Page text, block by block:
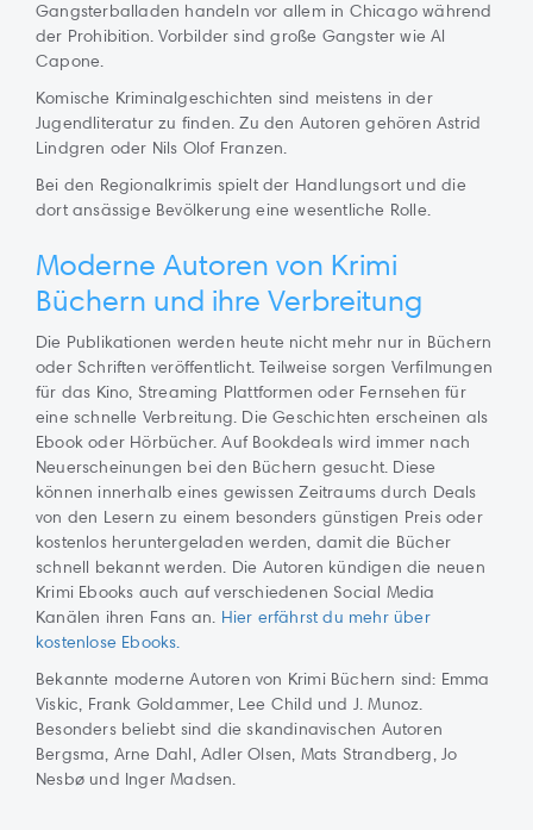
Gangsterballaden handeln vor allem in Chicago während
der Prohibition. Vorbilder sind große Gangster wie Al
Capone.
Komische Kriminalgeschichten sind meistens in der
Jugendliteratur zu finden. Zu den Autoren gehören Astrid
Lindgren oder Nils Olof Franzen.
Bei den Regionalkrimis spielt der Handlungsort und die
dort ansässige Bevölkerung eine wesentliche Rolle.
Moderne Autoren von Krimi
Büchern und ihre Verbreitung
Die Publikationen werden heute nicht mehr nur in Büchern
oder Schriften veröffentlicht. Teilweise sorgen Verfilmungen
für das Kino, Streaming Plattformen oder Fernsehen für
eine schnelle Verbreitung. Die Geschichten erscheinen als
Ebook oder Hörbücher. Auf Bookdeals wird immer nach
Neuerscheinungen bei den Büchern gesucht. Diese
können innerhalb eines gewissen Zeitraums durch Deals
von den Lesern zu einem besonders günstigen Preis oder
kostenlos heruntergeladen werden, damit die Bücher
schnell bekannt werden. Die Autoren kündigen die neuen
Krimi Ebooks auch auf verschiedenen Social Media
Kanälen ihren Fans an. Hier erfährst du mehr über
kostenlose Ebooks.
Bekannte moderne Autoren von Krimi Büchern sind: Emma
Viskic, Frank Goldammer, Lee Child und J. Munoz.
Besonders beliebt sind die skandinavischen Autoren
Bergsma, Arne Dahl, Adler Olsen, Mats Strandberg, Jo
Nesbø und Inger Madsen.